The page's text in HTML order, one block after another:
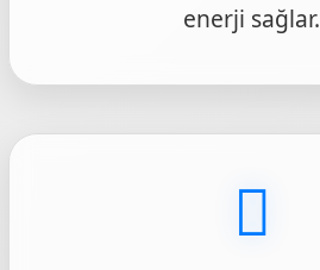
enerji sağlar.